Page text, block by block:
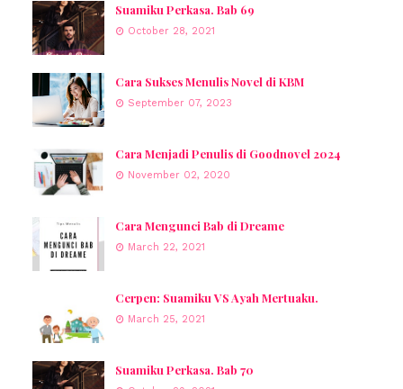
Suamiku Perkasa. Bab 69
October 28, 2021
Cara Sukses Menulis Novel di KBM
September 07, 2023
Cara Menjadi Penulis di Goodnovel 2024
November 02, 2020
Cara Mengunci Bab di Dreame
March 22, 2021
Cerpen: Suamiku VS Ayah Mertuaku.
March 25, 2021
Suamiku Perkasa. Bab 70